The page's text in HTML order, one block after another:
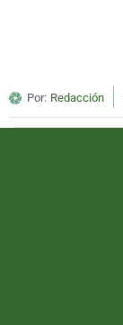
Por: Redacción